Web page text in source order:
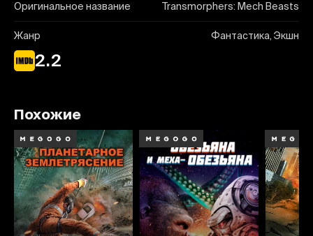
Оригинальное название Transmorphers: Mech Beasts
Жанр Фантастика, Экшн
2.2
Похожие